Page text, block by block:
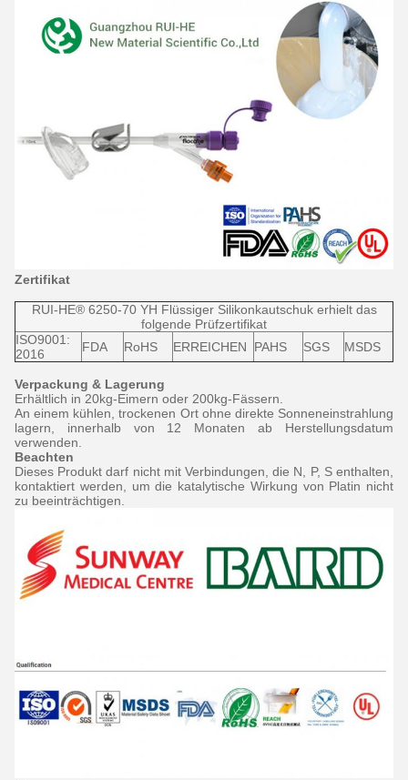
Zertifikat
RUI-HE® 6250-70 YH Flüssiger Silikonkautschuk erhielt das
folgende Prüfzertifikat
ISO9001:
2016
FDA RoHS ERREICHEN PAHS SGS MSDS
Verpackung & Lagerung
Erhältlich in 20kg-Eimern oder 200kg-Fässern.
An einem kühlen, trockenen Ort ohne direkte Sonneneinstrahlung
lagern, innerhalb von 12 Monaten ab Herstellungsdatum
verwenden.
Beachten
Dieses Produkt darf nicht mit Verbindungen, die N, P, S enthalten,
kontaktiert werden, um die katalytische Wirkung von Platin nicht
zu beeinträchtigen.